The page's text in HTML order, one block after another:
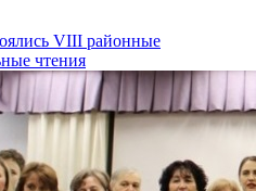
VIII районные
чтения